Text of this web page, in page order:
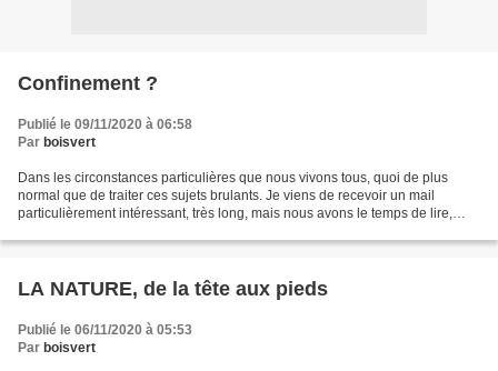
Confinement ?
Publié le 09/11/2020 à 06:58
Par boisvert
Dans les circonstances particulières que nous vivons tous, quoi de plus
normal que de traiter ces sujets brulants. Je viens de recevoir un mail
particulièrement intéressant, très long, mais nous avons le temps de lire,
arreter-une-epidemie-avec-le-confinement-c-est-comme-vouloir-arreter-la-
utm_medium=Social&utm_source=Facebook&fbclid=IwAR0lXGJIi6JXCyAVF
uukS1y0K6_Aic7ZF0X8sO4-
1UX8Ni4vtyOyDtGC63Y#Echobox=1604747762...
LA NATURE, de la tête aux pieds
Publié le 06/11/2020 à 05:53
Par boisvert